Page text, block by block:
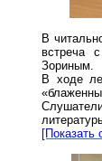
В
встреча
Зориным.
В ходе
[Показать